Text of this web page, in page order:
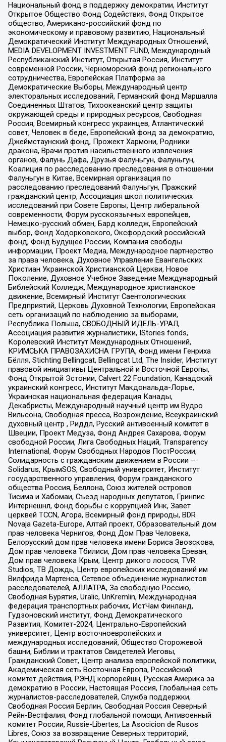
Национальный фонд в поддержку демократии, Институт
Открытое Общество Фонд Содействия, Фонд Открытое
общество, Американо-российский фонд по
экономическому и правовому развитию, Национальный
Демократический Институт Международных Отношений,
MEDIA DEVELOPMENT INVESTMENT FUND, Международный
Республиканский Институт, Открытая Россия, Институт
современной России, Черноморский фонд регионального
сотрудничества, Европейская Платформа за
Демократические Выборы, Международный центр
электоральных исследований, Германский фонд Маршалла
Соединенных Штатов, Тихоокеанский центр защиты
окружающей среды и природных ресурсов, Свободная
Россия, Всемирный конгресс украинцев, Атлантический
совет, Человек в беде, Европейский фонд за демократию,
Джеймстаунский фонд, Прожект Хармони, Родники
дракона, Врачи против насильственного извлечения
органов, Фалунь Дафа, Друзья Фалуньгун, Фалуньгун,
Коалиция по расследованию преследования в отношении
Фалуньгун в Китае, Всемирная организация по
расследованию преследований Фалуньгун, Пражский
гражданский центр, Ассоциация школ политических
исследований при Совете Европы, Центр либеральной
современности, Форум русскоязычных европейцев,
Немецко-русский обмен, Бард колледж, Европейский
выбор, Фонд Ходорковского, Оксфордский российский
фонд, Фонд Будущее России, Компания свободы
информации, Проект Медиа, Международное партнерство
за права человека, Духовное Управление Евангельских
Христиан Украинской Христианской Церкви, Новое
Поколение, Духовное Учебное Заведение Международный
Библейский Колледж, Международное христианское
движение, Всемирный Институт Саентологических
Предприятий, Церковь Духовной Технологии, Европейская
сеть организаций по наблюдению за выборами,
Республика Польша, СВОБОДНЫЙ ИДЕЛЬ-УРАЛ,
Ассоциация развития журналистики, IStories fonds,
Королевский Институт Международных Отношений,
КРИМСЬКА ПРАВОЗАХИСНА ГРУПА, Фонд имени Генриха
Бёлля, Stichting Bellingcat, Bellingcat Ltd, The Insider, Институт
правовой инициативы Центральной и Восточной Европы,
Фонд Открытой Эстонии, Calvert 22 Foundation, Канадский
украинский конгресс, Институт Макдональда-Лорье,
Украинская национальная федерация Канады,
Декабристы, Международный научный центр им Вудро
Вильсона, Свободная пресса, Возрождение, Всеукраинский
духовный центр , Риддл, Русский антивоенный комитет в
Швеции, Проект Медуза, Фонд Андрея Сахарова, Форум
свободной России, Лига Свободных Наций, Transparеncy
International, Форум Свободных Народов ПостРоссии,
Солидарность с гражданским движением в России –
Solidarus, КрымSOS, Свободный университет, Институт
государственного управления, Форум гражданского
общества Россия, Беллона, Союз жителей островов
Тисима и Хабомаи, Съезд народных депутатов, Гринпис
Интернешнл, Фонд борьбы с коррупцией Инк, Завет
церквей TCCN, Агора, Всемирный фонд природы, BDR
Novaja Gazeta-Europe, Алтай проект, Образовательный дом
прав человека Чернигов, Фонд Дом Прав Человека,
Белорусский дом прав человека имени Бориса Звозскова,
Дом прав человека Тбилиси, Дом прав человека Ереван,
Дом прав человека Крым, Центр дикого лосося, TVR
Studios, ТВ Дождь, Центр европейских исследований им
Вилфрида Мартенса, Сетевое объединение журналистов
расследователей, АЛЛАТРА, За свободную Россию,
Свободная Бурятия, Uralic, UnKremlin, Международная
федерация транспортных рабочих, ИстЧам Финланд,
Гудзоновский институт, Фонд Демократического
Развития, Комитет-2024, Центрально-Европейский
университет, Центр восточноевропейских и
международных исследований, Общество Сторожевой
башни, Библии и трактатов Свидетелей Иеговы,
Гражданский Совет, Центр анализа европейской политики,
Академическая сеть Восточная Европа, Российский
комитет действия, РЭНД корпорейшн, Русская Америка за
демократию в России, Настоящая Россия, Глобальная сеть
журналистов-расследователей, Служба поддержки,
Свободная Россия Берлин, Свободная Россия Северный
Рейн-Вестфалия, Фонд глобальной помощи, Антивоенный
комитет России, Russie-Libertes, La Asocicion de Rusos
Libres, Союз за возвращение Северных территорий,